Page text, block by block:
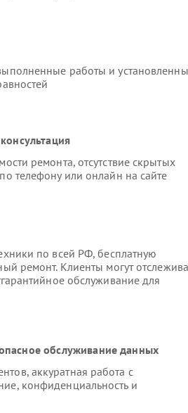
работы и
ремонта, отсутствие скрытых
телефону или онлайн на сайте
по всей РФ, бесплатную
ремонт. Клиенты могут
обслуживание для
обслуживание данных
аккуратная работа с
конфиденциальность и